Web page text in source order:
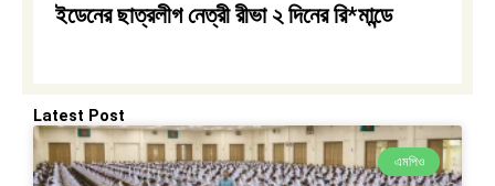
ইডেনের ছাত্রলীগ নেত্রী রীভা ২ দিনের রি*মান্ডে
Latest Post
এমপিও